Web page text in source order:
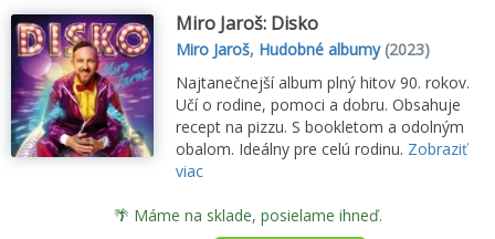
Miro Jaroš: Disko
Miro Jaroš, Hudobné albumy(2023)
Najtanečnejší album plný hitov 90. rokov.
Učí o rodine, pomoci a dobru. Obsahuje
recept na pizzu. S bookletom a odolným
obalom. Ideálny pre celú rodinu. Zobraziť
viac
🌴 Máme na sklade, posielame ihneď.